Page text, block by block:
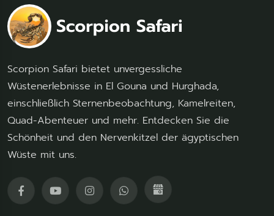
Scorpion Safari bietet unvergessliche
Wüstenerlebnisse in El Gouna und Hurghada,
einschließlich Sternenbeobachtung, Kamelreiten,
Quad-Abenteuer und mehr. Entdecken Sie die
Schönheit und den Nervenkitzel der ägyptischen
Wüste mit uns.